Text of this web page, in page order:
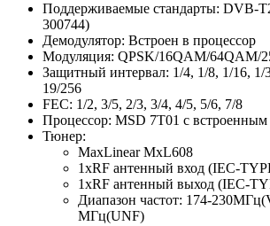
Поддерживаемые стандарты: DVB-
300744)
Демодулятор: Встроен в процессор
Модуляция: QPSK/16QAM/64QAM/
Защитный интервал: 1/4, 1/8, 1/16, 1/
19/256
FEC: 1/2, 3/5, 2/3, 3/4, 4/5, 5/6, 7/8
Процессор: MSD 7T01 с встроенным
Тюнер:
MaxLinear MxL608
1xRF антенный вход (IEC-
1xRF антенный выход (IEC-
Диапазон частот: 174-
МГц(UNF)